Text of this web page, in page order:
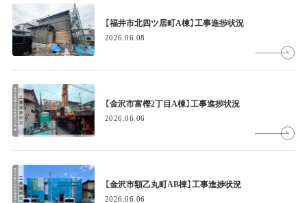
【福井市北四ツ居町A棟】工事進捗状況
2026.06.08
【金沢市富樫2丁目A棟】工事進捗状況
2026.06.06
【金沢市額乙丸町AB棟】工事進捗状況
2026.06.06